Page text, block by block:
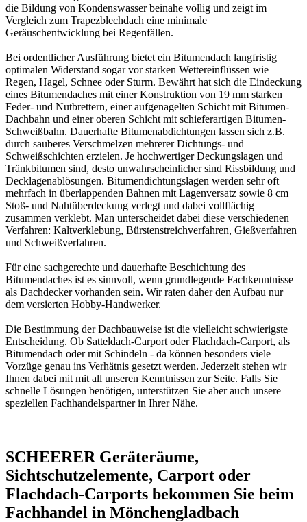
die Bildung von Kondenswasser beinahe völlig und zeigt im
Vergleich zum Trapezblechdach eine minimale
Geräuschentwicklung bei Regenfällen.
Bei ordentlicher Ausführung bietet ein Bitumendach langfristig
optimalen Widerstand sogar vor starken Wettereinflüssen wie
Regen, Hagel, Schnee oder Sturm. Bewährt hat sich die Eindeckung
eines Bitumendaches mit einer Konstruktion von 19 mm starken
Feder- und Nutbrettern, einer aufgenagelten Schicht mit Bitumen-
Dachbahn und einer oberen Schicht mit schieferartigen Bitumen-
Schweißbahn. Dauerhafte Bitumenabdichtungen lassen sich z.B.
durch sauberes Verschmelzen mehrerer Dichtungs- und
Schweißschichten erzielen. Je hochwertiger Deckungslagen und
Tränkbitumen sind, desto unwahrscheinlicher sind Rissbildung und
Decklagenablösungen. Bitumendichtungslagen werden sehr oft
mehrfach in überlappenden Bahnen mit Lagenversatz sowie 8 cm
Stoß- und Nahtüberdeckung verlegt und dabei vollflächig
zusammen verklebt. Man unterscheidet dabei diese verschiedenen
Verfahren: Kaltverklebung, Bürstenstreichverfahren, Gießverfahren
und Schweißverfahren.
Für eine sachgerechte und dauerhafte Beschichtung des
Bitumendaches ist es sinnvoll, wenn grundlegende Fachkenntnisse
als Dachdecker vorhanden sein. Wir raten daher den Aufbau nur
dem versierten Hobby-Handwerker.
Die Bestimmung der Dachbauweise ist die vielleicht schwierigste
Entscheidung. Ob Satteldach-Carport oder Flachdach-Carport, als
Bitumendach oder mit Schindeln - da können besonders viele
Vorzüge genau ins Verhätnis gesetzt werden. Jederzeit stehen wir
Ihnen dabei mit mit all unseren Kenntnissen zur Seite. Falls Sie
schnelle Lösungen benötigen, unterstützen Sie aber auch unsere
speziellen Fachhandelspartner in Ihrer Nähe.
SCHEERER Geräteräume,
Sichtschutzelemente, Carport oder
Flachdach-Carports bekommen Sie beim
Fachhandel in Mönchengladbach